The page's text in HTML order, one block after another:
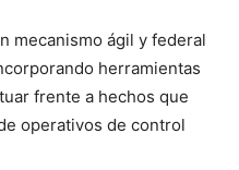
mecanismo ágil y federal
herramientas
frente a hechos que
operativos de control